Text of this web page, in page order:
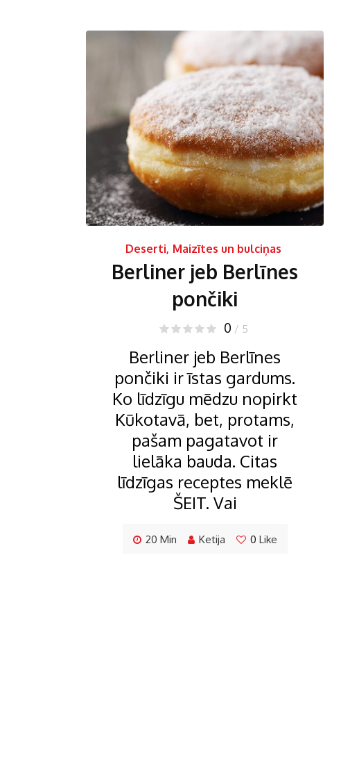
Deserti, Maizītes un bulciņas
Berliner jeb Berlīnes
pončiki
0 / 5
Berliner jeb Berlīnes
pončiki ir īstas gardums.
Ko līdzīgu mēdzu nopirkt
Kūkotavā, bet, protams,
pašam pagatavot ir
lielāka bauda. Citas
līdzīgas receptes meklē
ŠEIT. Vai
20 Min Ketija 0 Like